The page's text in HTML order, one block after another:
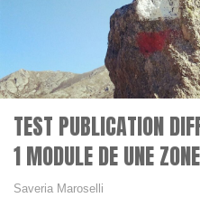
TEST PUBLICATION
1 MODULE DE UNE
Saveria Maroselli